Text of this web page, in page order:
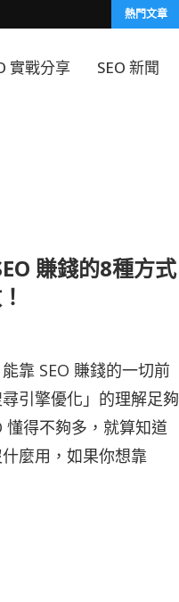
熱門文章
實戰分享 SEO 新聞
賺錢的8種方式
靠 SEO 賺錢的一切前
引擎優化」的理解足夠
懂得不夠多，就算知道
麼用，如果你想靠